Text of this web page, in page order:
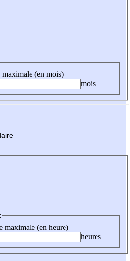
maximale (en mois)
mois
maximale (en heure)
heures